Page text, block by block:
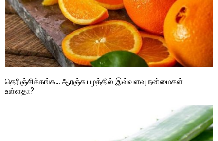
தெரிஞ்சிக்கங்க… ஆரஞ்சு பழத்தில் இவ்வளவு நன்மைகள்
உள்ளதா?